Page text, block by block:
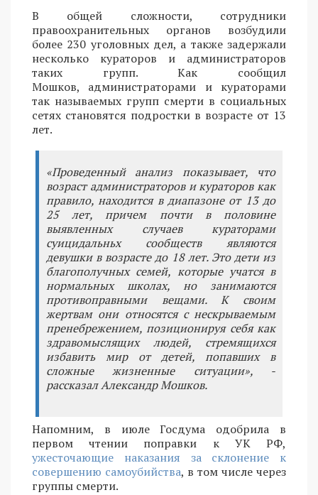
В общей сложности, сотрудники
правоохранительных органов возбудили
более 230 уголовных дел, а также задержали
несколько кураторов и администраторов
таких групп. Как сообщил
Мошков, администраторами и кураторами
так называемых групп смерти в социальных
сетях становятся подростки в возрасте от 13
лет.
«Проведенный анализ показывает, что
возраст администраторов и кураторов как
правило, находится в диапазоне от 13 до
25 лет, причем почти в половине
выявленных случаев кураторами
суицидальньх сообществ являются
девушки в возрасте до 18 лет. Это дети из
благополучных семей, которые учатся в
нормальных школах, но занимаются
противоправными вещами. К своим
жертвам они относятся с нескрываемым
пренебрежением, позиционируя себя как
здравомыслящих людей, стремящихся
избавить мир от детей, попавших в
сложные жизненные ситуации», -
рассказал Александр Мошков.
Напомним, в июле Госдума одобрила в
первом чтении поправки к УК РФ,
ужесточающие наказания за склонение к
совершению самоубийства, в том числе через
группы смерти.